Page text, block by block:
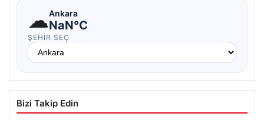
☁Ankara
NaN°C
ŞEHIR SEÇ
Bizi Takip Edin